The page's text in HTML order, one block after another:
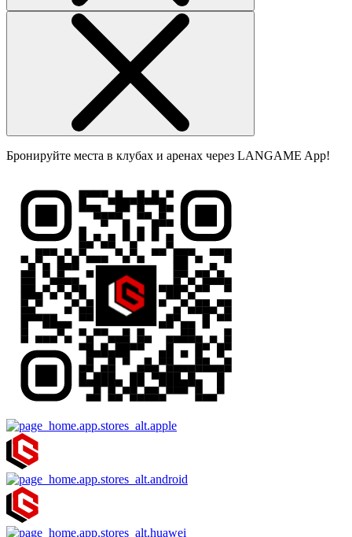
Бронируйте места в клубах и аренах через LANGAME App!